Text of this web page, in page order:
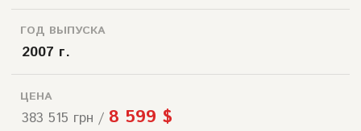
ГОД ВЫПУСКА
2007 г.
ЦЕНА
383 515 грн / 8 599 $